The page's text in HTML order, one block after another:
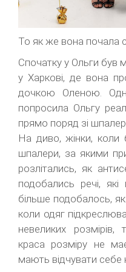
То як же вона почала
Спочатку у Ольги був
у Харкові, де вона
дочкою Оленою.
попросила Ольгу
прямо поряд зі
На диво, жінки, коли
шпалери, за якими
розлітались, як
подобались речі,
більше подобалось,
коли одяг
невеликих
краса розміру не
мають відчувати себе